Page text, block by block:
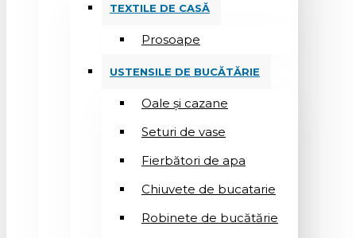
TEXTILE DE CASĂ
Prosoape
USTENSILE DE BUCĂTĂRIE
Oale și cazane
Seturi de vase
Fierbători de apa
Chiuvete de bucatarie
Robinete de bucătărie